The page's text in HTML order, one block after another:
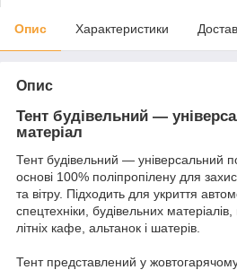
Опис Характеристики
Опис
Тент будівельний —
матеріал
Тент будівельний — універсальний
основі 100% поліпропілену для
та вітру. Підходить для укриття
спецтехніки, будівельних
літніх кафе, альтанок і шатерів.
Тент представлений у